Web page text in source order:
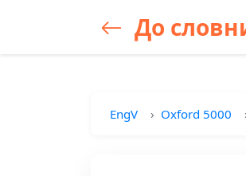
До
EngV Oxford 5000